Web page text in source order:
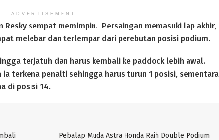
ADVERTISEMENT
Resky sempat memimpin. Persaingan memasuki lap akhir,
melebar dan terlempar dari perebutan posisi podium.
terjatuh dan harus kembali ke paddock lebih awal.
terkena penalti sehingga harus turun 1 posisi, sementara
di posisi 14.
Pebalap Muda Astra Honda Raih Double Podium